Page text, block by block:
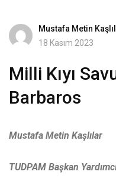
Mustafa Metin
18 Kasım 2023
Milli Kıyı
Barbaros
Mustafa Metin Kaşlılar
TUDPAM Başkan